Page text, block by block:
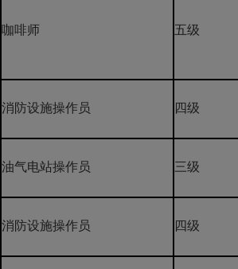
咖啡师 五级
消防设施操作员 四级
油气电站操作员 三级
消防设施操作员 四级